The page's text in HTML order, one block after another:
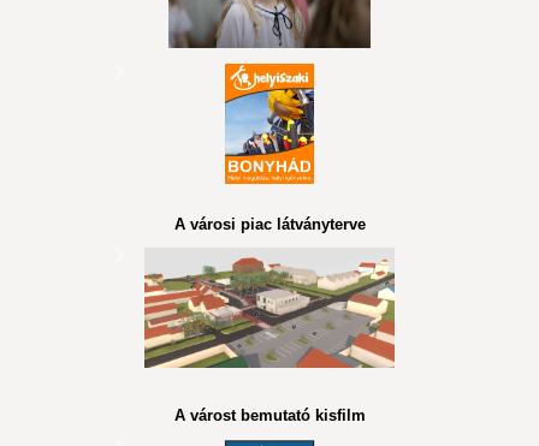
A városi piac látványterve
A várost bemutató kisfilm